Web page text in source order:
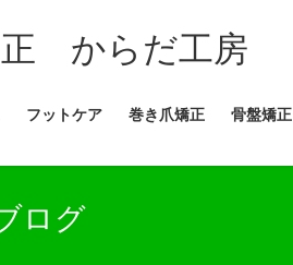
正 からだ工房
フットケア 巻き爪矯正 骨盤矯正
ログ